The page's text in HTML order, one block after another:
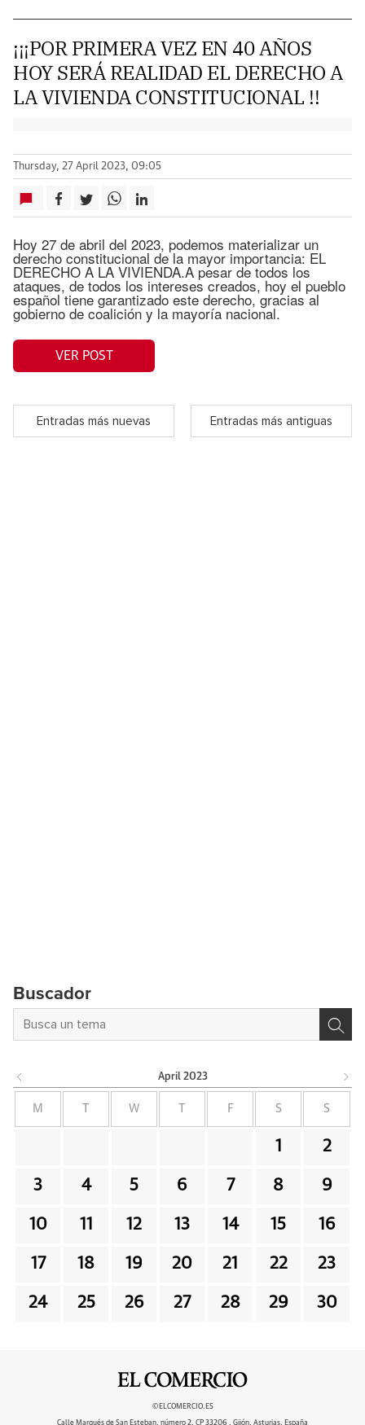
¡¡¡POR PRIMERA VEZ EN 40 AÑOS
HOY SERÁ REALIDAD EL DERECHO A
LA VIVIENDA CONSTITUCIONAL !!
Thursday, 27 April 2023, 09:05
Hoy 27 de abril del 2023, podemos materializar un
derecho constitucional de la mayor importancia: EL
DERECHO A LA VIVIENDA.A pesar de todos los
ataques, de todos los intereses creados, hoy el pueblo
español tiene garantizado este derecho, gracias al
gobierno de coalición y la mayoría nacional.
VER POST
Entradas más nuevas Entradas más antiguas
Buscador
April 2023
M W F S S
1 2
3 4 5 6 7 8 9
10 11 12 13 14 15 16
17 18 19 20 21 22 23
24 25 26 27 28 29 30
©ELCOMERCIO.ES
Calle Marqués de San Esteban, número 2, CP 33206 , Gijón, Asturias, España